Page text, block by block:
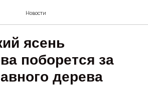
Новости
ясень
поборется за
дерева